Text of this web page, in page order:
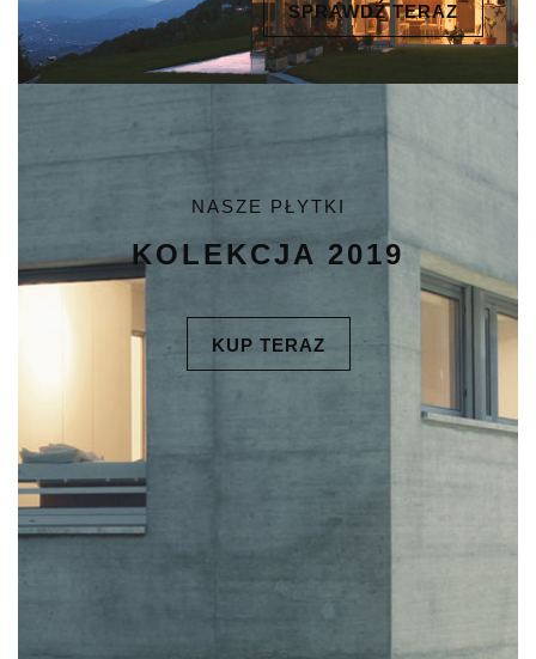
SPRAWDŹ TERAZ
NASZE PŁYTKI
KOLEKCJA 2019
KUP TERAZ